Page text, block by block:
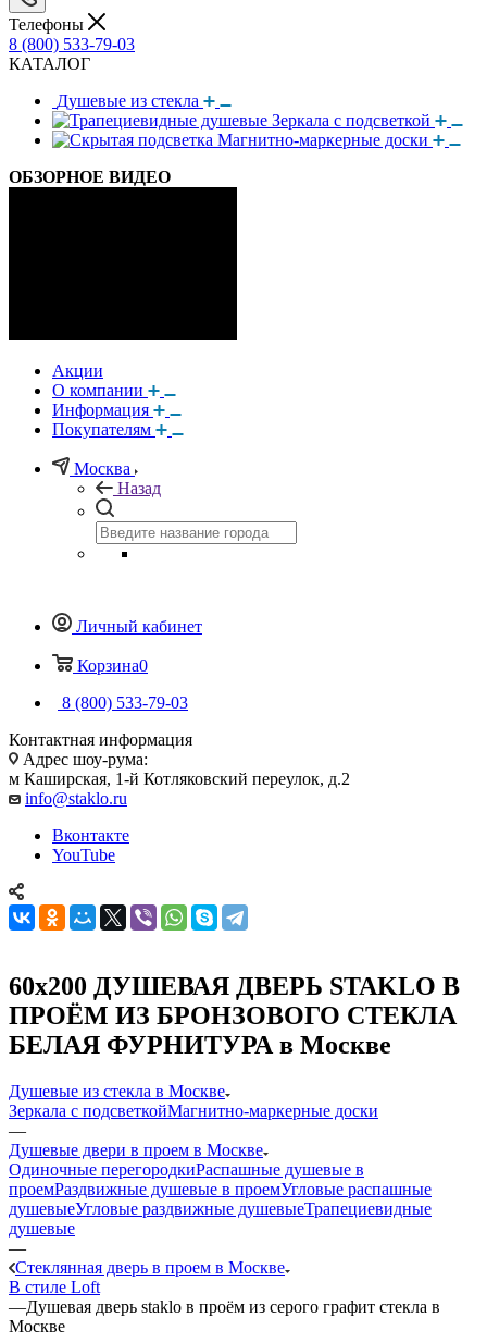
Телефоны
8 (800) 533-79-03
КАТАЛОГ
Душевые из стекла
Зеркала с подсветкой
Магнитно-маркерные доски
ОБЗОРНОЕ ВИДЕО
Акции
О компании
Информация
Покупателям
Москва
Назад
Личный кабинет
Корзина0
8 (800) 533-79-03
Контактная информация
Адрес шоу-рума:
м Каширская, 1-й Котляковский переулок, д.2
info@staklo.ru
Вконтакте
YouTube
60x200 ДУШЕВАЯ ДВЕРЬ STAKLO В
ПРОЁМ ИЗ БРОНЗОВОГО СТЕКЛА
БЕЛАЯ ФУРНИТУРА в Москве
Душевые из стекла в Москве
Зеркала с подсветкойМагнитно-маркерные доски
—
Душевые двери в проем в Москве
Одиночные перегородкиРаспашные душевые в
проемРаздвижные душевые в проемУгловые распашные
душевыеУгловые раздвижные душевыеТрапециевидные
душевые
—
Стеклянная дверь в проем в Москве
В стиле Loft
—Душевая дверь staklo в проём из серого графит стекла в
Москве